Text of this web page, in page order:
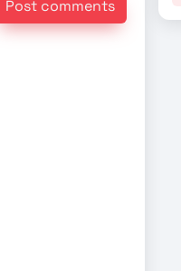
Post comments